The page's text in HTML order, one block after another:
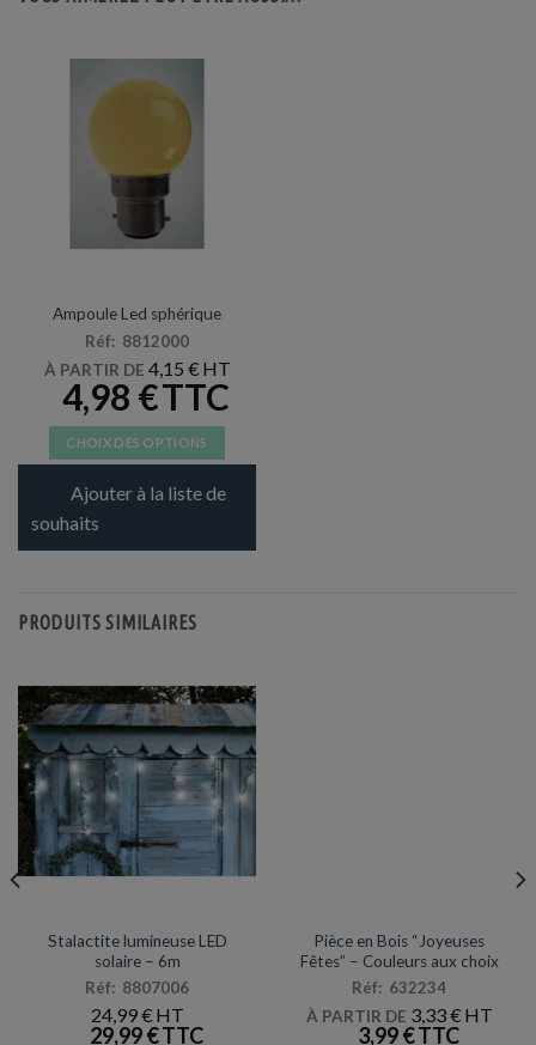
Ampoule Led sphérique
Réf: 8812000
À PARTIR DE 4,15 €
4,98 €
CHOIX DES OPTIONS
Ce
produit
plusieurs
options
choisies
sur
la
page
du
produit
Ajouter à la liste de
souhaits
PRODUITS SIMILAIRES
Stalactite lumineuse LED
solaire – 6m
Réf: 8807006
24,99€
29,99€
Pièce en Bois “Joyeuses
Fêtes” – Couleurs aux choix
Réf: 632234
À PARTIR DE 3,33€
3,99€